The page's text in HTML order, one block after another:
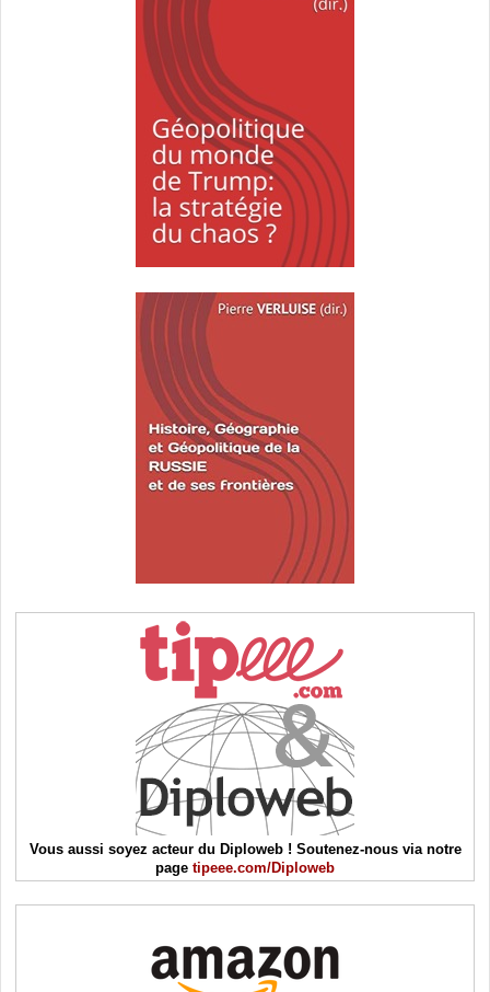
Vous aussi soyez acteur du Diploweb ! Soutenez-nous via notre
page tipeee.com/Diploweb